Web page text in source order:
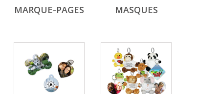
MARQUE-PAGES MASQUES